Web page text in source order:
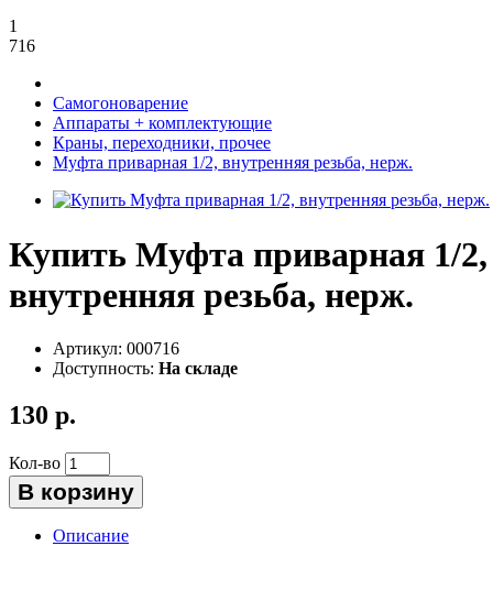
1
716
Самогоноварение
Аппараты + комплектующие
Краны, переходники, прочее
Муфта приварная 1/2, внутренняя резьба, нерж.
Купить Муфта приварная 1/2,
внутренняя резьба, нерж.
Артикул: 000716
Доступность: На складе
130 р.
Кол-во
В корзину
Описание